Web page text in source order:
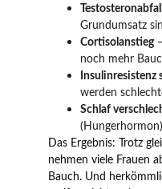
Testosteronabfall
Grundumsatz
Cortisolanstieg
noch mehr
Insulinresistenz
werden
Schlaf
Das Ergebnis: Trotz
nehmen viele Frauen
Bauch. Und